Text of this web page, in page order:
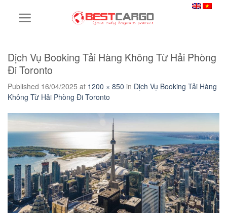
Dịch Vụ Booking Tải Hàng Không Từ Hải Phòng
Đi Toronto
Published 16/04/2025 at 1200 × 850 in Dịch Vụ Booking Tải Hàng
Không Từ Hải Phòng Đi Toronto